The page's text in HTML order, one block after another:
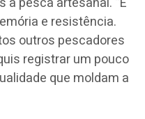
e resistência.
outros pescadores
registrar um pouco
que moldam a